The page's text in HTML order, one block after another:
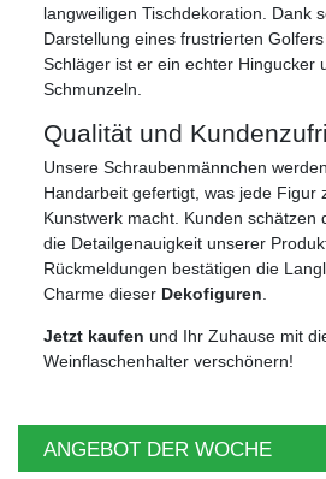
langweiligen Tischdekoration. Dank
Darstellung eines frustrierten
Schläger ist er ein echter Hingucker
Schmunzeln.
Qualität und
Unsere Schraubenmännchen
Handarbeit gefertigt, was jede Figur
Kunstwerk macht. Kunden schätzen
die Detailgenauigkeit unserer
Rückmeldungen bestätigen die
Charme dieser Dekofiguren
Jetzt kaufen und Ihr Zuhause mit
Weinflaschenhalter verschönern!
ANGEBOT DER WOCHE